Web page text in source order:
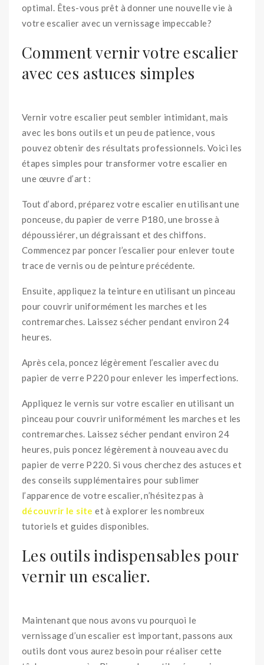
optimal. Êtes-vous prêt à donner une nouvelle vie à
votre escalier avec un vernissage impeccable?
Comment vernir votre escalier
avec ces astuces simples
Vernir votre escalier peut sembler intimidant, mais
avec les bons outils et un peu de patience, vous
pouvez obtenir des résultats professionnels. Voici les
étapes simples pour transformer votre escalier en
une œuvre d’art :
Tout d’abord, préparez votre escalier en utilisant une
ponceuse, du papier de verre P180, une brosse à
dépoussiérer, un dégraissant et des chiffons.
Commencez par poncer l’escalier pour enlever toute
trace de vernis ou de peinture précédente.
Ensuite, appliquez la teinture en utilisant un pinceau
pour couvrir uniformément les marches et les
contremarches. Laissez sécher pendant environ 24
heures.
Après cela, poncez légèrement l’escalier avec du
papier de verre P220 pour enlever les imperfections.
Appliquez le vernis sur votre escalier en utilisant un
pinceau pour couvrir uniformément les marches et les
contremarches. Laissez sécher pendant environ 24
heures, puis poncez légèrement à nouveau avec du
papier de verre P220. Si vous cherchez des astuces et
des conseils supplémentaires pour sublimer
l’apparence de votre escalier, n’hésitez pas à
découvrir le site et à explorer les nombreux
tutoriels et guides disponibles.
Les outils indispensables pour
vernir un escalier.
Maintenant que nous avons vu pourquoi le
vernissage d’un escalier est important, passons aux
outils dont vous aurez besoin pour réaliser cette